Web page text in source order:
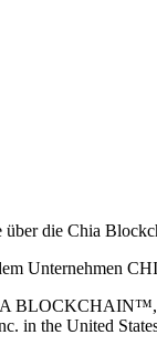
über die Chia
Unternehmen
in the United